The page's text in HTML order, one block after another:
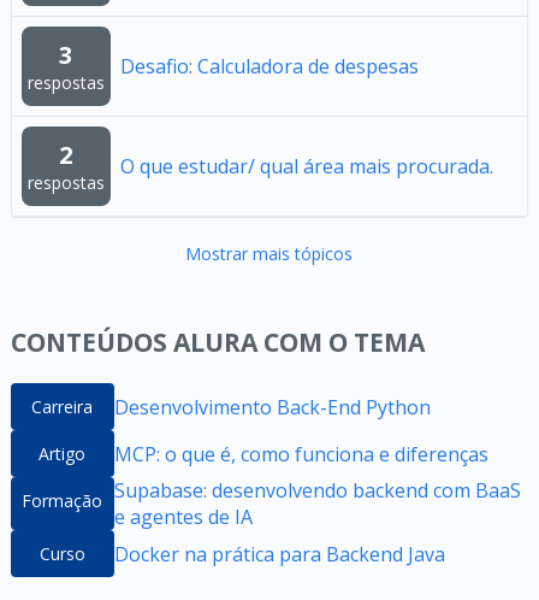
3
respostas
Desafio: Calculadora de despesas
2
respostas
O que estudar/ qual área mais procurada.
Mostrar mais tópicos
CONTEÚDOS ALURA COM O TEMA
Carreira Desenvolvimento Back-End Python
Artigo MCP: o que é, como funciona e diferenças
Formação Supabase: desenvolvendo backend com BaaS
e agentes de IA
Curso Docker na prática para Backend Java